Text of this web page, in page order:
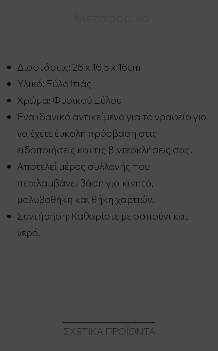
Διαστάσεις: 26 x 16,5 x 16cm
Υλικό: Ξύλο Ιτιάς
Χρώμα: Φυσικού Ξύλου
Ένα ιδανικό αντικείμενο για το γραφείο για
να έχετε έυκολη πρόσβαση στις
ειδοποιήσεις και τις βιντεοκλήσεις σας.
Αποτελεί μέρος συλλογής που
περιλαμβάνει βάση για κινητό,
μολυβοθήκη και θήκη χαρτιών.
Συντήρηση: Καθαρίστε με σαπούνι και
νερό.
ΣΧΕΤΙΚΆ ΠΡΟΪΌΝΤΑ